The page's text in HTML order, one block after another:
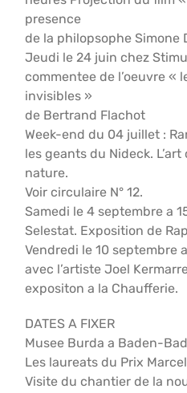
presence
de la philopsophe Simone
Jeudi le 24 juin chez
commentee de l’oeuvre «
invisibles »
de Bertrand Flachot
Week-end du 04 juillet :
les geants du Nideck.
nature.
Voir circulaire N° 12.
Samedi le 4 septembre a
Selestat. Exposition de
Vendredi le 10 septembre
avec l’artiste Joel
expositon a la Chaufferie.
DATES A FIXER
Musee Burda a Baden-
Les laureats du Prix
Visite du chantier de la